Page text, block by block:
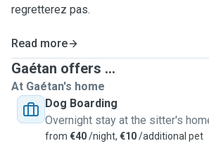
regretterez pas.
Read more
Gaétan offers ...
At Gaétan's home
Dog Boarding
Overnight stay at the sitter's
from €40/night, €10/additional pet